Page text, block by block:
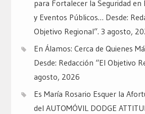
para Fortalecer la Seguridad en
y Eventos Públicos… Desde:
Objetivo Regional”. 3 agosto,
En Álamos: Cerca de Quienes
Desde: Redacción “El Objetivo
agosto, 2026
Es María Rosario Esquer la
del AUTOMÓVIL DODGE